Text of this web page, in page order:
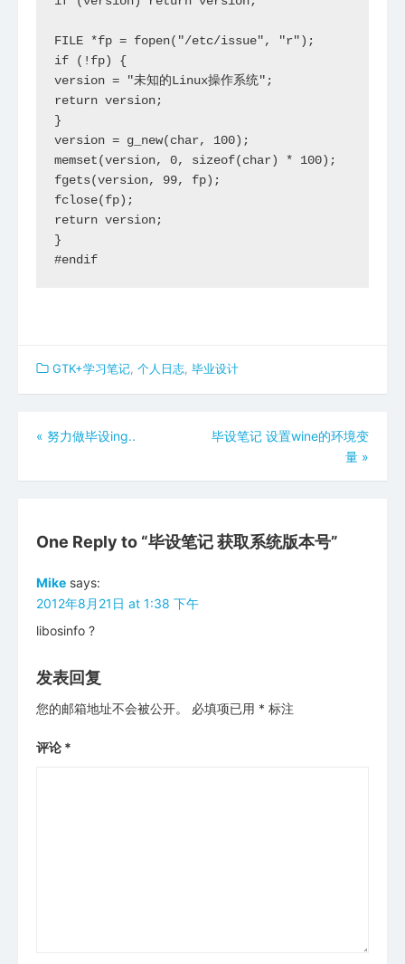
FILE *fp = fopen("/etc/issue", "r");
if (!fp) {
version = "未知的Linux操作系统";
return version;
}
version = g_new(char, 100);
memset(version, 0, sizeof(char) * 100);
fgets(version, 99, fp);
fclose(fp);
return version;
}
#endif
GTK+学习笔记 个人日志 毕业设计
文
« 努力做毕设ing..
毕设笔记 设置wine的环境变
量 »
One Reply to “毕设笔记 获取系统版本号”
Mike says:
2012年8月21日 at 1:38 下午
libosinfo ?
发表回复
您的邮箱地址不会被公开。 必填项已用 * 标注
评论 *